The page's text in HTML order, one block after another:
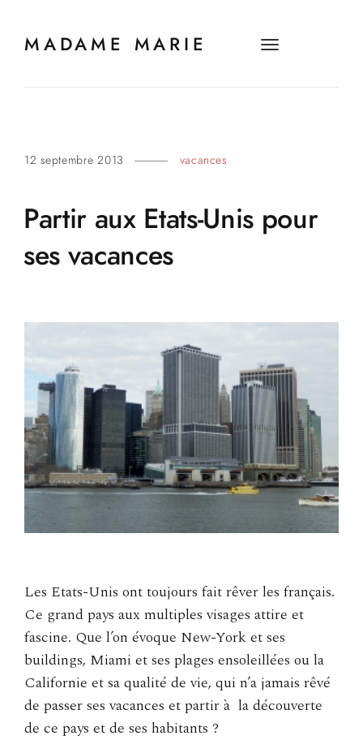
MADAME MARIE
i
o
12 septembre 2013 vacances
Partir aux Etats-Unis pour
ses vacances
Les Etats-Unis ont toujours fait rêver les français.
Ce grand pays aux multiples visages attire et
fascine. Que l’on évoque New-York et ses
buildings, Miami et ses plages ensoleillées ou la
Californie et sa qualité de vie, qui n’a jamais rêvé
de passer ses vacances et partir à la découverte
de ce pays et de ses habitants ?